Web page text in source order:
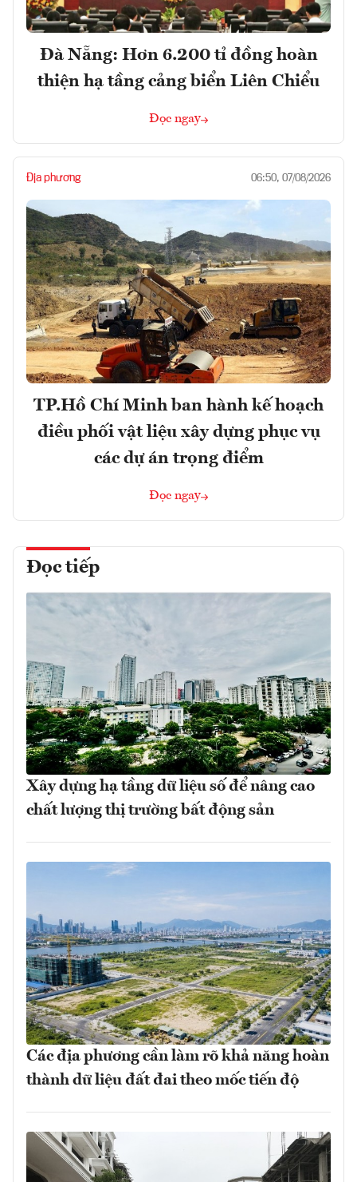
Đà Nẵng: Hơn 6.200 tỉ đồng hoàn
thiện hạ tầng cảng biển Liên Chiểu
Đọc ngay
Địa phương 06:50, 07/08/2026
TP.Hồ Chí Minh ban hành kế hoạch
điều phối vật liệu xây dựng phục vụ
các dự án trọng điểm
Đọc ngay
Đọc tiếp
Xây dựng hạ tầng dữ liệu số để nâng cao
chất lượng thị trường bất động sản
Các địa phương cần làm rõ khả năng hoàn
thành dữ liệu đất đai theo mốc tiến độ